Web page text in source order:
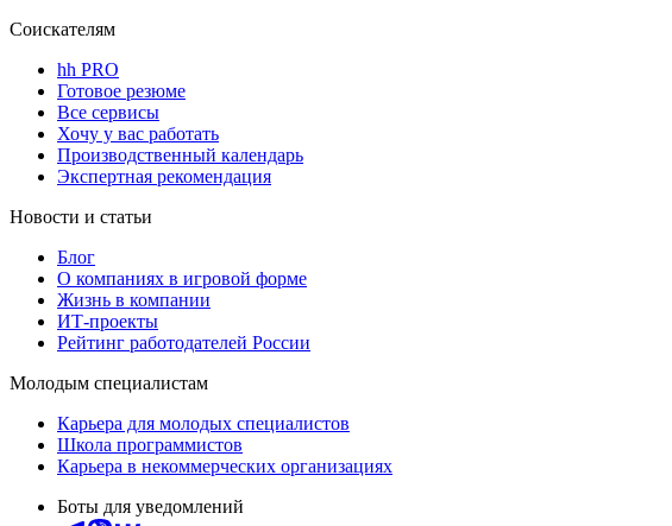
Соискателям
hh PRO
Готовое резюме
Все сервисы
Хочу у вас работать
Производственный календарь
Экспертная рекомендация
Новости и статьи
Блог
О компаниях в игровой форме
Жизнь в компании
ИТ-проекты
Рейтинг работодателей России
Молодым специалистам
Карьера для молодых специалистов
Школа программистов
Карьера в некоммерческих организациях
Боты для уведомлений